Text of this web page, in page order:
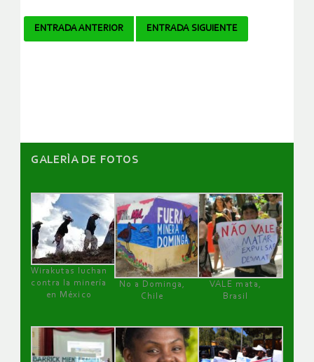
Navegador
ENTRADA ANTERIOR ENTRADA SIGUIENTE
GALERÌA DE FOTOS
Wirakutas luchan
contra la minería
en México
No a Dominga,
Chile
VALE mata,
Brasil